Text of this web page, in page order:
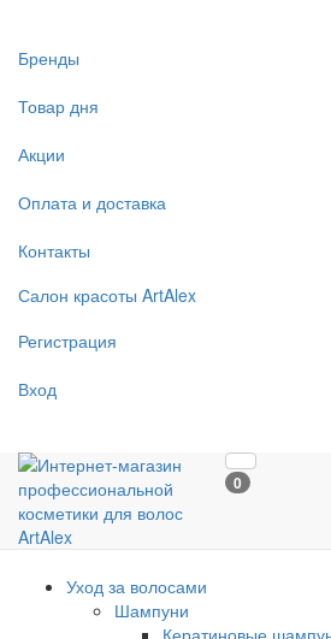
Бренды
Товар дня
Акции
Оплата и доставка
Контакты
Салон красоты ArtAlex
Регистрация
Вход
0
Уход за волосами
Шампуни
Кератиновые